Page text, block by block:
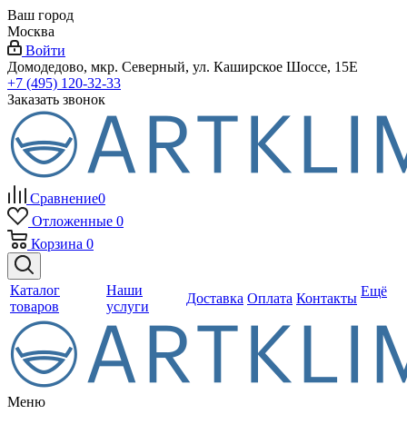
Ваш город
Москва
Войти
Домодедово, мкр. Северный, ул. Каширское Шоссе, 15Е
+7 (495) 120-32-33
Заказать звонок
Сравнение0
Отложенные 0
Корзина 0
Каталог
товаров
Наши
услуги
Доставка Оплата Контакты Ещё
Меню